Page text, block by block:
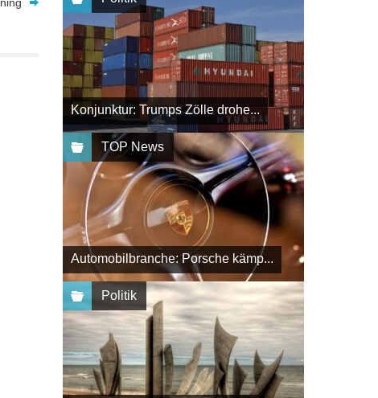
Konjunktur: Trumps Zölle drohe...
TOP News
Automobilbranche: Porsche kämp...
Politik